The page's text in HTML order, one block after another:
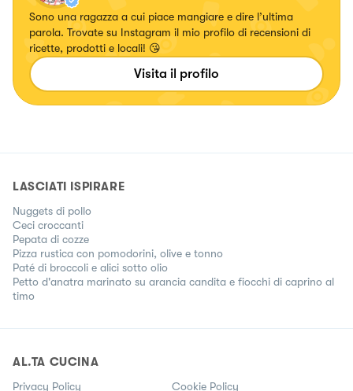
Sono una ragazza a cui piace mangiare e dire l’ultima
parola. Trovate su Instagram il mio profilo di recensioni di
ricette, prodotti e locali! 😘
Visita il profilo
LASCIATI ISPIRARE
Nuggets di pollo
Ceci croccanti
Pepata di cozze
Pizza rustica con pomodorini, olive e tonno
Paté di broccoli e alici sotto olio
Petto d'anatra marinato su arancia candita e fiocchi di caprino al
timo
AL.TA CUCINA
Privacy Policy Cookie Policy